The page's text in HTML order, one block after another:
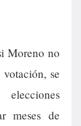
Moreno no
se
meses de